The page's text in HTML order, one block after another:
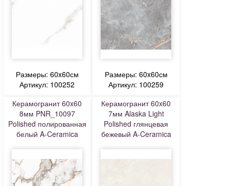
Размеры: 60x60см
Артикул: 100252
Размеры: 60x60см
Артикул: 100259
Керамогранит 60x60
8мм PNR_10097
Polished полированная
белый A-Ceramica
Керамогранит 60x60
7мм Alaska Light
Polished глянцевая
бежевый A-Ceramica